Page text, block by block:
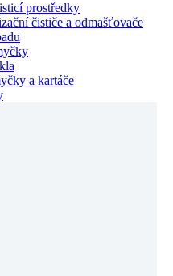
prostředky
čističe a odmašťovače
a kartáče